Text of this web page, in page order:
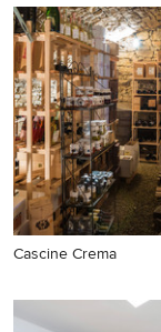
Cascine Crema